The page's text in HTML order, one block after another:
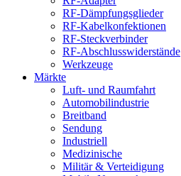
RF-Dämpfungsglieder
RF-Kabelkonfektionen
RF-Steckverbinder
RF-Abschlusswiderstände
Werkzeuge
Märkte
Luft- und Raumfahrt
Automobilindustrie
Breitband
Sendung
Industriell
Medizinische
Militär & Verteidigung